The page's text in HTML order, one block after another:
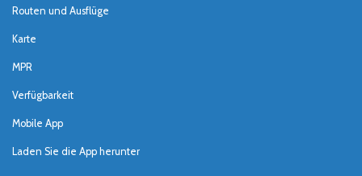
Routen und Ausflüge
Karte
MPR
Verfügbarkeit
Mobile App
Laden Sie die App herunter